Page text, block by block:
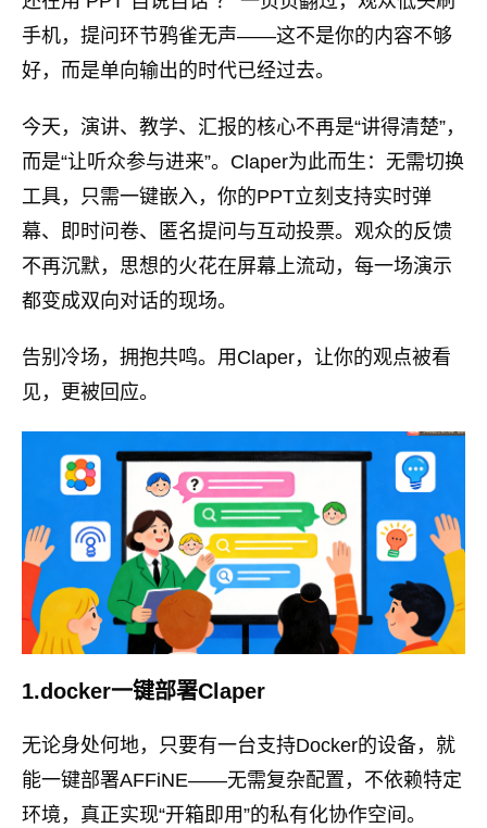
手机，提问环节鸦雀无声——这不是你的内容不够
好，而是单向输出的时代已经过去。
今天，演讲、教学、汇报的核心不再是“讲得清楚”，
而是“让听众参与进来”。Claper为此而生：无需切换
工具，只需一键嵌入，你的PPT立刻支持实时弹
幕、即时问卷、匿名提问与互动投票。观众的反馈
不再沉默，思想的火花在屏幕上流动，每一场演示
都变成双向对话的现场。
告别冷场，拥抱共鸣。用Claper，让你的观点被看
见，更被回应。
1.docker一键部署Claper
无论身处何地，只要有一台支持Docker的设备，就
能一键部署AFFiNE——无需复杂配置，不依赖特定
环境，真正实现“开箱即用”的私有化协作空间。